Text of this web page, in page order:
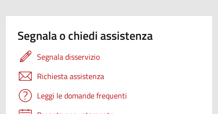
Segnala o chiedi assistenza
Segnala disservizio
Richiesta assistenza
Leggi le domande frequenti